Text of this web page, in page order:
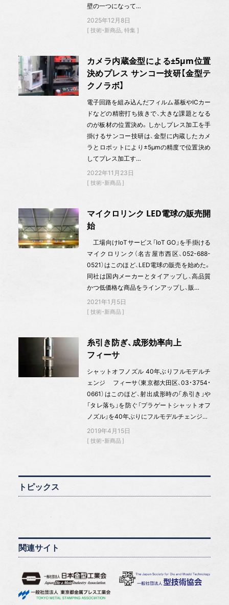
壁の一つになって…
2025年12月8日
技術・新商品 特集
カメラ内蔵金型による±5μm位置
決めプレス サンコー技研【金型テ
クノラボ】
電子回路を組み込んだフィルム基板やICカー
ドなどの精密打ち抜きで、大きな課題となる
のが板材の位置決め。しかしプレス加工を手
掛けるサンコー技研は、金型に内蔵したカメ
ラとロボットにより±5μmの精度で位置決め
してプレス加工す…
2022年11月23日
技術・新商品
マイクロリンク LED電球の販売開
始
工場向けIoTサービス「IoT GO」を手掛ける
マイクロリンク（名古屋市西区、052-688-
0521）はこのほど、LED電球の販売を始めた。
同社は国内メーカーとタイアップし、高品質
かつ低価格な商品をラインアップし、販…
2021年1月5日
技術・新商品
糸引き防ぎ、成形効率向上
フィーサ
シャットオフノズル 40年ぶりフルモデルチ
ェンジ フィーサ（東京都大田区、03・3754・
0661）はこのほど、射出成形時の「糸引き」や
「タレ落ち」を防ぐ「プラゲートシャットオフ
ノズル」を40年ぶりにフルモデルチェンジ…
2019年4月15日
技術・新商品
トピックス
関連サイト